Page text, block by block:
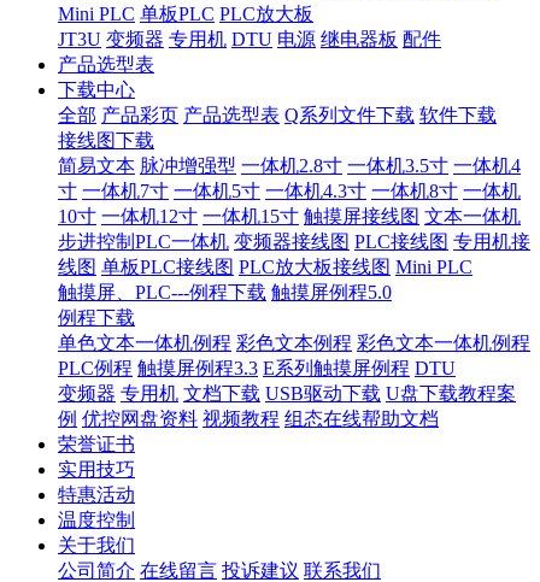
Mini PLC 单板PLC PLC放大板
JT3U 变频器 专用机 DTU 电源 继电器板 配件
产品选型表
下载中心
全部 产品彩页 产品选型表 Q系列文件下载 软件下载
接线图下载
简易文本 脉冲增强型 一体机2.8寸 一体机3.5寸 一体机4
寸 一体机7寸 一体机5寸 一体机4.3寸 一体机8寸 一体机
10寸 一体机12寸 一体机15寸 触摸屏接线图 文本一体机
步进控制PLC一体机 变频器接线图 PLC接线图 专用机接
线图 单板PLC接线图 PLC放大板接线图 Mini PLC
触摸屏、PLC---例程下载 触摸屏例程5.0
例程下载
单色文本一体机例程 彩色文本例程 彩色文本一体机例程
PLC例程 触摸屏例程3.3 E系列触摸屏例程 DTU
变频器 专用机 文档下载 USB驱动下载 U盘下载教程案
例 优控网盘资料 视频教程 组态在线帮助文档
荣誉证书
实用技巧
特惠活动
温度控制
关于我们
公司简介 在线留言 投诉建议 联系我们